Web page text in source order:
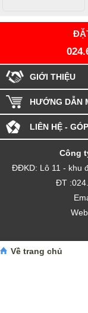
GIỚI THIỆU
HƯỚNG DẪN
LIÊN HỆ -
Công
ĐĐKD: Lô 11 - khu
ĐT :
Về trang chủ